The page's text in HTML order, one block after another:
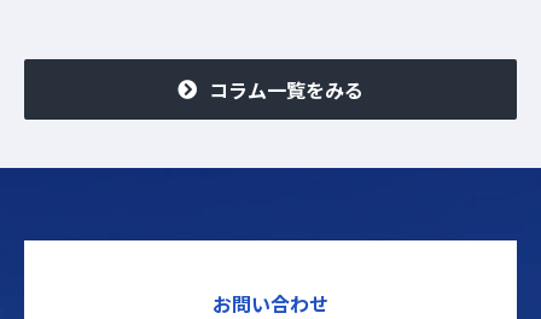
コラム一覧をみる
お問い合わせ